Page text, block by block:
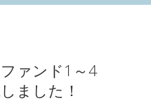
ァンド1～4
ました！